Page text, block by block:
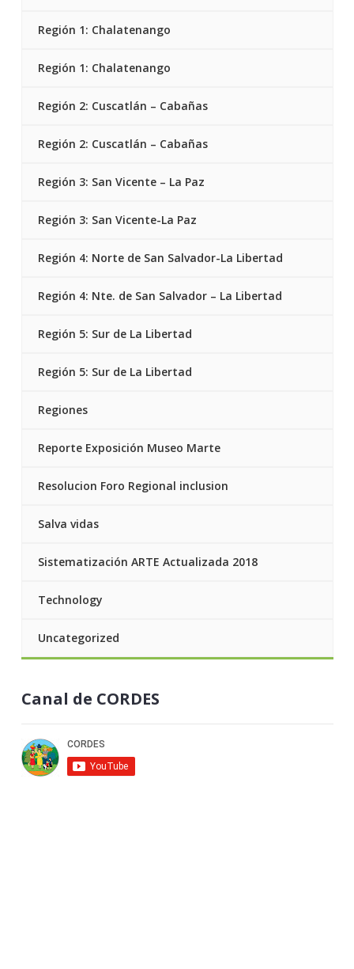
Región 1: Chalatenango
Región 1: Chalatenango
Región 2: Cuscatlán – Cabañas
Región 2: Cuscatlán – Cabañas
Región 3: San Vicente – La Paz
Región 3: San Vicente-La Paz
Región 4: Norte de San Salvador-La Libertad
Región 4: Nte. de San Salvador – La Libertad
Región 5: Sur de La Libertad
Región 5: Sur de La Libertad
Regiones
Reporte Exposición Museo Marte
Resolucion Foro Regional inclusion
Salva vidas
Sistematización ARTE Actualizada 2018
Technology
Uncategorized
Canal de CORDES